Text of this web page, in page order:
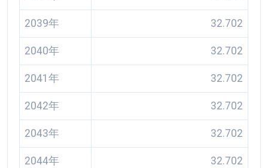
2039年 32.702
2040年 32.702
2041年 32.702
2042年 32.702
2043年 32.702
2044年 32.702